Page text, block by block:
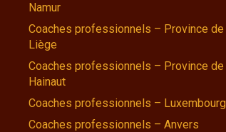
Namur
Coaches professionnels – Province de
Liège
Coaches professionnels – Province de
Hainaut
Coaches professionnels – Luxembourg
Coaches professionnels – Anvers